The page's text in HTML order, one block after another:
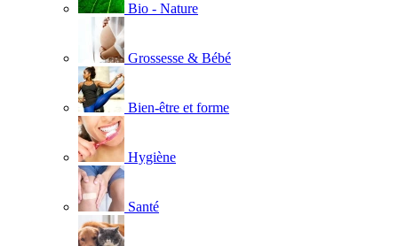
Bio - Nature
Grossesse & Bébé
Bien-être et forme
Hygiène
Santé